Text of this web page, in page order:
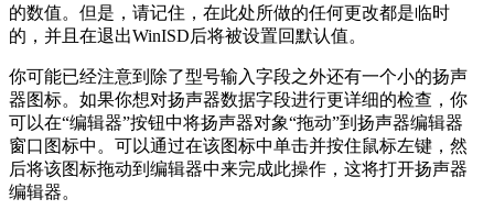
的数值。但是，请记住，在此处所做的任何更改都是临时
的，并且在退出WinISD后将被设置回默认值。
你可能已经注意到除了型号输入字段之外还有一个小的扬声
器图标。如果你想对扬声器数据字段进行更详细的检查，你
可以在“编辑器”按钮中将扬声器对象“拖动”到扬声器编辑器
窗口图标中。可以通过在该图标中单击并按住鼠标左键，然
后将该图标拖动到编辑器中来完成此操作，这将打开扬声器
编辑器。